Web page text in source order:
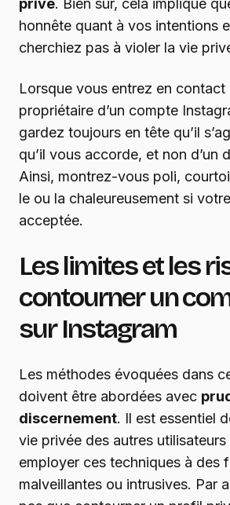
privé. Bien sûr, cela implique
honnête quant à vos intentions
cherchiez pas à violer la vie
Lorsque vous entrez en contact
propriétaire d’un compte
gardez toujours en tête qu’il
qu’il vous accorde, et non d’un
Ainsi, montrez-vous poli,
le ou la chaleureusement si
acceptée.
Les limites et les
contourner un
sur Instagram
Les méthodes évoquées dans
doivent être abordées avec
discernement. Il est essentiel
vie privée des autres
employer ces techniques à des
malveillantes ou intrusives. Par